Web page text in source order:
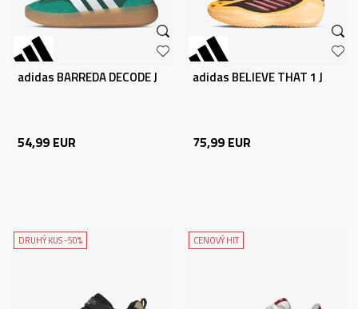
adidas BARREDA DECODE J
54,99 EUR
adidas BELIEVE THAT 1 J
75,99 EUR
DRUHÝ KUS -50% CENOVÝ HIT